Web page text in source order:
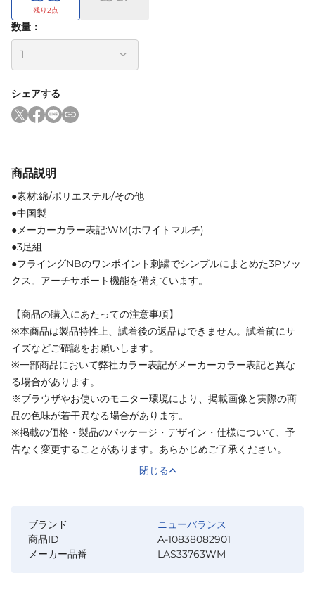
数量：
シェアする
商品説明
●素材:綿/ポリエステル/その他
●中国製
●メーカーカラー表記:WM(ホワイトマルチ)
●3足組
●フライングNBのワンポイント刺繍でシンプルにまとめた3Pソッ
クス。アーチサポート機能を備えています。
【商品の購入にあたっての注意事項】
※本商品は製品特性上、試着後の返品はできません。試着前にサ
イズなどご確認をお願いします。
※一部商品において弊社カラー表記がメーカーカラー表記と異な
る場合があります。
※ブラウザやお使いのモニター環境により、掲載画像と実際の商
品の色味が若干異なる場合があります。
※掲載の価格・製品のパッケージ・デザイン・仕様について、予
告なく変更することがあります。あらかじめご了承ください。
閉じる
ブランド
ニューバランス
商品ID
A-10838082901
メーカー品番
LAS33763WM